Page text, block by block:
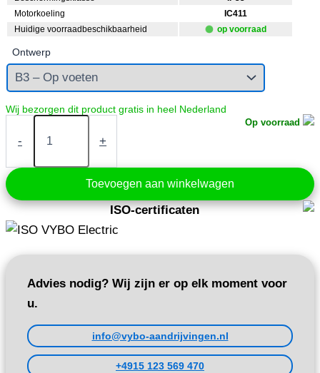
Motorkoeling
IC411
Huidige voorraadbeschikbaarheid
op voorraad
Ontwerp
Op voorraad
-
Elektromotor
kW
400V
1310
tpm
(1AL63M1-
4)
aantal
+
Toevoegen aan winkelwagen
ISO-certificaten
Advies nodig? Wij zijn er op elk moment voor
u.
info@vybo-aandrijvingen.nl
+4915 123 569 470